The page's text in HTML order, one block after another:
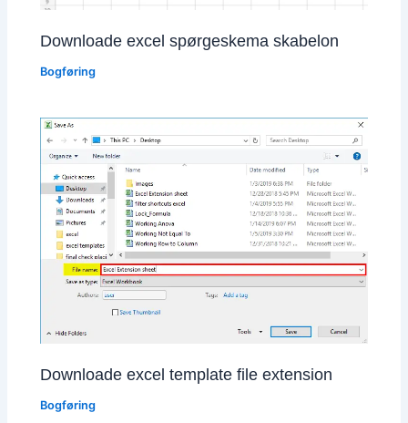
Downloade excel spørgeskema skabelon
Bogføring
Downloade excel template file extension
Bogføring